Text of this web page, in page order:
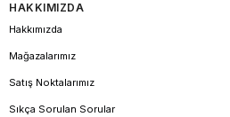
HAKKIMIZDA
Hakkımızda
Mağazalarımız
Satış Noktalarımız
Sıkça Sorulan Sorular